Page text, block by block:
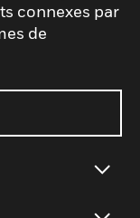
connexes par
de